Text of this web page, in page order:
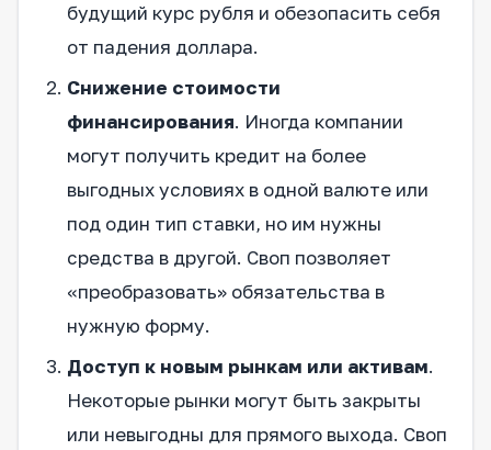
будущий курс рубля и обезопасить себя
от падения доллара.
Снижение стоимости
финансирования. Иногда компании
могут получить кредит на более
выгодных условиях в одной валюте или
под один тип ставки, но им нужны
средства в другой. Своп позволяет
«преобразовать» обязательства в
нужную форму.
Доступ к новым рынкам или активам.
Некоторые рынки могут быть закрыты
или невыгодны для прямого выхода. Своп